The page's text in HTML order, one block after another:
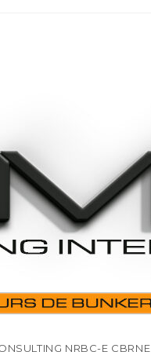
NRBC-E CBRNE